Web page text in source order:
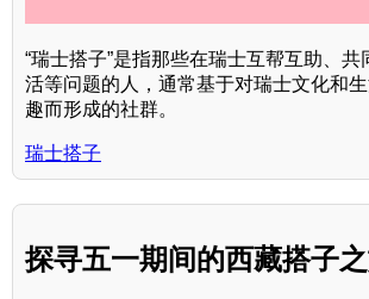
“瑞士搭子”是指那些在瑞士互帮互助、共
活等问题的人，通常基于对瑞士文化和
趣而形成的社群。
瑞士搭子
探寻五一期间的西藏搭子